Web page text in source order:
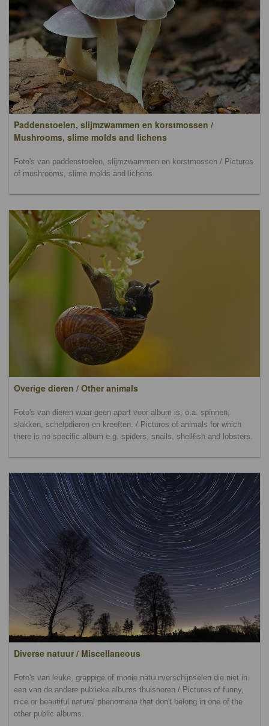
Paddenstoelen, slijmzwammen en korstmossen /
Mushrooms, slime molds and lichens
Foto's van paddenstoelen, slijmzwammen en korstmossen / Pictures
of mushrooms, slime molds and lichens
Overige dieren / Other animals
Foto's van dieren waar geen apart voor album is, o.a. spinnen,
slakken, schelpdieren en kreeften. / Pictures of animals for which
there is no specific album e.g. spiders, snails, shellfish and lobsters.
Diverse natuur / Miscellaneous
Foto's van leuke, grappige of mooie natuurverschijnselen die niet in
een van de andere publieke albums thuishoren / Pictures of funny,
nice or beautiful natural phenomena that don't belong in one of the
other public albums.